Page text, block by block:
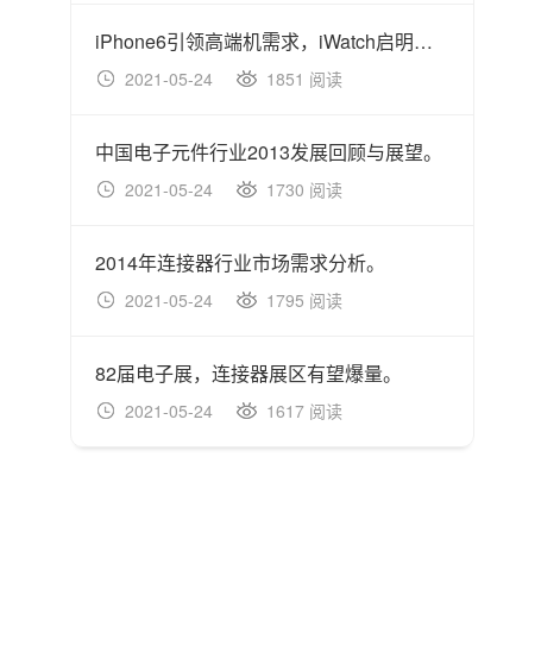
iPhone6引领高端机需求，iWatch启明星产品静待更多功能。
2021-05-24 1851 阅读
中国电子元件行业2013发展回顾与展望。
2021-05-24 1730 阅读
2014年连接器行业市场需求分析。
2021-05-24 1795 阅读
82届电子展，连接器展区有望爆量。
2021-05-24 1617 阅读